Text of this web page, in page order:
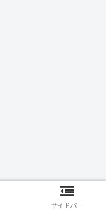
サイドバー